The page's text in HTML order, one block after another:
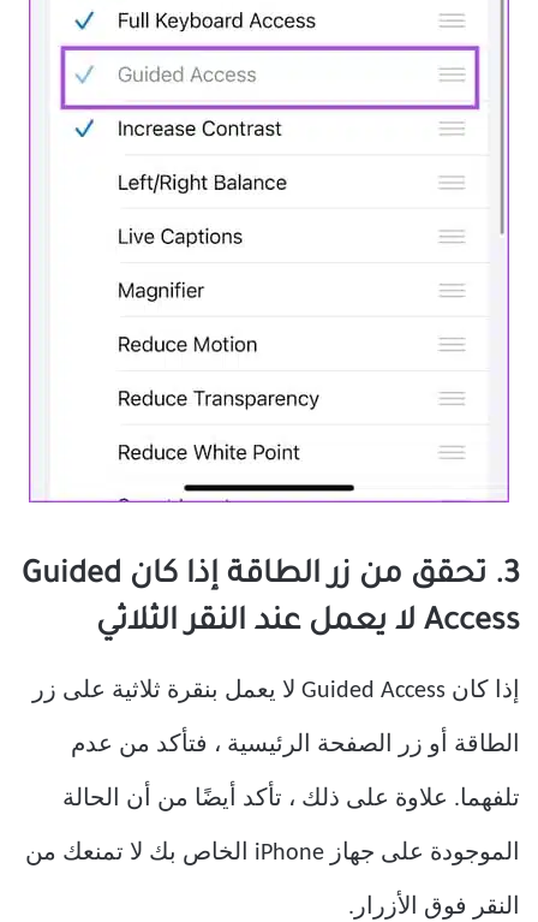
3. تحقق من زر الطاقة إذا كان Guided
Access لا يعمل عند النقر الثلاثي
إذا كان Guided Access لا يعمل بنقرة ثلاثية على زر
الطاقة أو زر الصفحة الرئيسية ، فتأكد من عدم
تلفهما. علاوة على ذلك ، تأكد أيضًا من أن الحالة
الموجودة على جهاز iPhone الخاص بك لا تمنعك من
النقر فوق الأزرار.